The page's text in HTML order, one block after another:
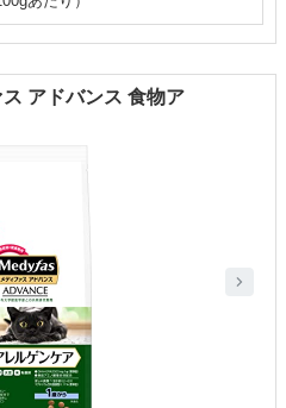
アドバンス 食物ア